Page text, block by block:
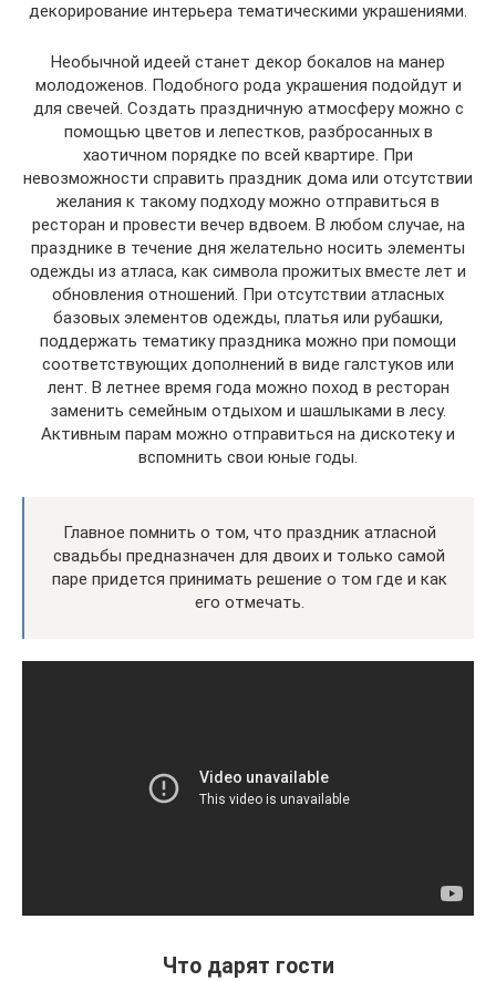
декорирование интерьера тематическими украшениями.
Необычной идеей станет декор бокалов на манер
молодоженов. Подобного рода украшения подойдут и
для свечей. Создать праздничную атмосферу можно с
помощью цветов и лепестков, разбросанных в
хаотичном порядке по всей квартире. При
невозможности справить праздник дома или отсутствии
желания к такому подходу можно отправиться в
ресторан и провести вечер вдвоем. В любом случае, на
празднике в течение дня желательно носить элементы
одежды из атласа, как символа прожитых вместе лет и
обновления отношений. При отсутствии атласных
базовых элементов одежды, платья или рубашки,
поддержать тематику праздника можно при помощи
соответствующих дополнений в виде галстуков или
лент. В летнее время года можно поход в ресторан
заменить семейным отдыхом и шашлыками в лесу.
Активным парам можно отправиться на дискотеку и
вспомнить свои юные годы.
Главное помнить о том, что праздник атласной
свадьбы предназначен для двоих и только самой
паре придется принимать решение о том где и как
его отмечать.
Что дарят гости